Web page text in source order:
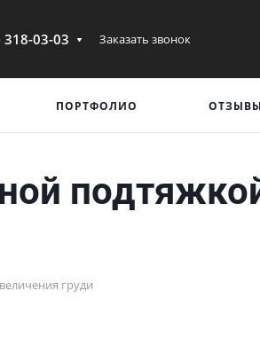
318-03-03 Заказать звонок
ПОРТФОЛИО ОТЗЫВЫ
груди